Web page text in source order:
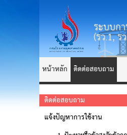
ระบบก
(รว.1, ร
หน้าหลัก ติดต่อสอบถาม
ติดต่อสอบถาม
แจ้งปัญหาการใช้งาน